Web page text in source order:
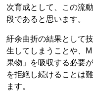
次育成として、この流
段であると思います。
紆余曲折の結果として
生してしまうことや、
果物」を吸収する必要
を拒絶し続けることは
ます。